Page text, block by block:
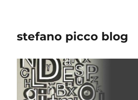
stefano picco blog